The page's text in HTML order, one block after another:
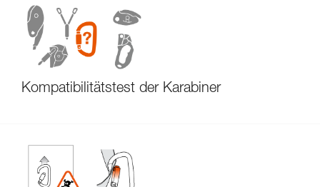
Kompatibilitätstest der Karabiner